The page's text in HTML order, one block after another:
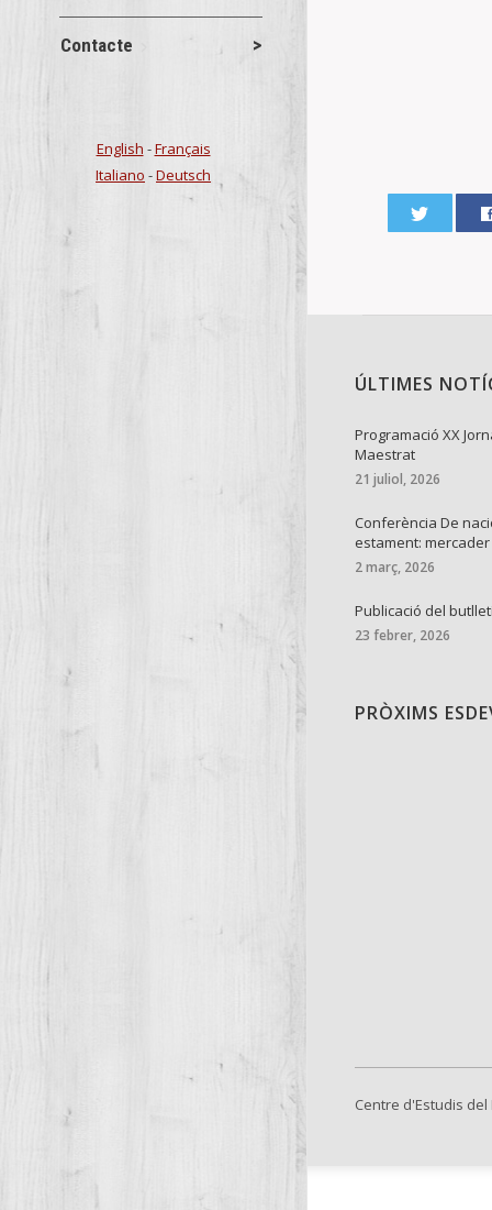
Contacte
English -Français
Italiano -Deutsch
ÚLTIMES
Programació XX
Maestrat
21 juliol, 2026
Conferència De
estament: mercader
2 març, 2026
Publicació del
23 febrer, 2026
PRÒXIMS
Centre d'Estudis